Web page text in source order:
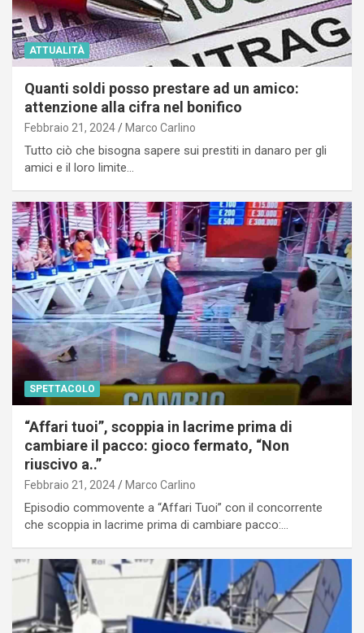
ATTUALITÀ
Quanti soldi posso prestare ad un amico:
attenzione alla cifra nel bonifico
Febbraio 21, 2024 Marco Carlino
Tutto ciò che bisogna sapere sui prestiti in danaro per gli
amici e il loro limite…
SPETTACOLO
“Affari tuoi”, scoppia in lacrime prima di
cambiare il pacco: gioco fermato, “Non
riuscivo a..”
Febbraio 21, 2024 Marco Carlino
Episodio commovente a “Affari Tuoi” con il concorrente
che scoppia in lacrime prima di cambiare pacco:…